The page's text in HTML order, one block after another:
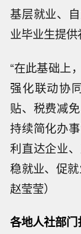
基层就业、
业毕业生提供
“在此基础上
强化联动协
贴、税费减
持续简化办
利直达企业
稳就业、促
赵莹莹）
各地人社部